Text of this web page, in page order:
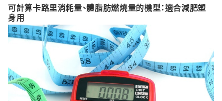
可計算卡路里消耗量、體脂肪燃燒量的機型：適合減肥塑
身用